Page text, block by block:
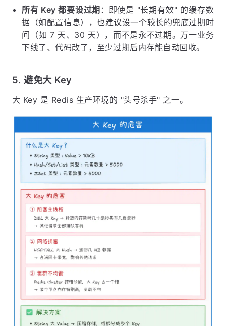
所有 Key 都要设过期 ：即使是 "长期有效" 的缓存数
据（如配置信息），也建议设一个较长的兜底过期时
间（如 7 天、30 天），而不是永不过期。万一业务
下线了、代码改了，至少过期后内存能自动回收。
5. 避免大 Key
大 Key 是 Redis 生产环境的 "头号杀手" 之一。